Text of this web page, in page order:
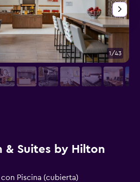
& Suites by Hilton
Piscina (cubierta)
1/43